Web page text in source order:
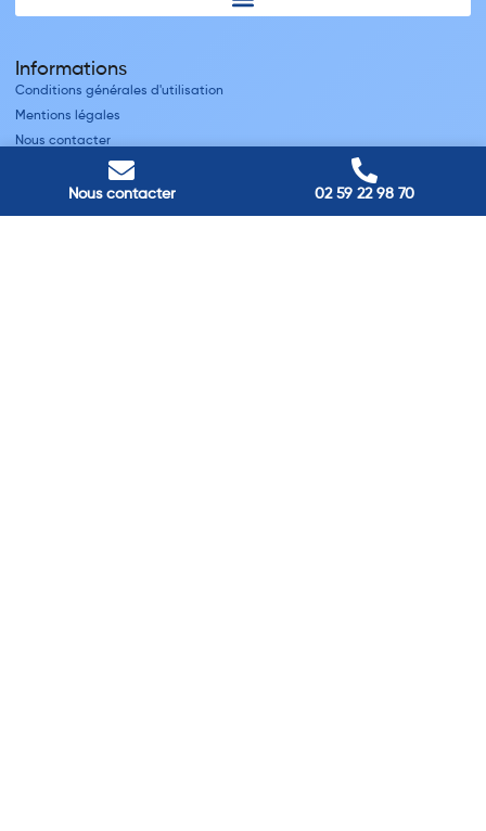
Nous contacter 02 59 22 98 70
Informations
Conditions générales d'utilisation
Mentions légales
Nous contacter
Nos adresses